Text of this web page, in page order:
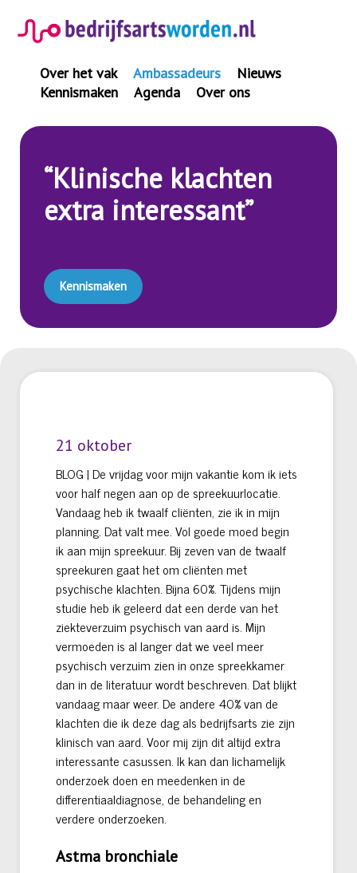
naar
inhoud
Over het vak Ambassadeurs
Nieuws
Kennismaken
Agenda Over ons
“Klinische klachten
extra interessant”
Kennismaken
21 oktober
BLOG | De vrijdag voor mijn vakantie kom ik iets
voor half negen aan op de spreekuurlocatie.
Vandaag heb ik twaalf cliënten, zie ik in mijn
planning. Dat valt mee. Vol goede moed begin
ik aan mijn spreekuur. Bij zeven van de twaalf
spreekuren gaat het om cliënten met
psychische klachten. Bijna 60%. Tijdens mijn
studie heb ik geleerd dat een derde van het
ziekteverzuim psychisch van aard is. Mijn
vermoeden is al langer dat we veel meer
psychisch verzuim zien in onze spreekkamer
dan in de literatuur wordt beschreven. Dat blijkt
vandaag maar weer. De andere 40% van de
klachten die ik deze dag als bedrijfsarts zie zijn
klinisch van aard. Voor mij zijn dit altijd extra
interessante casussen. Ik kan dan lichamelijk
onderzoek doen en meedenken in de
differentiaaldiagnose, de behandeling en
verdere onderzoeken.
Astma bronchiale